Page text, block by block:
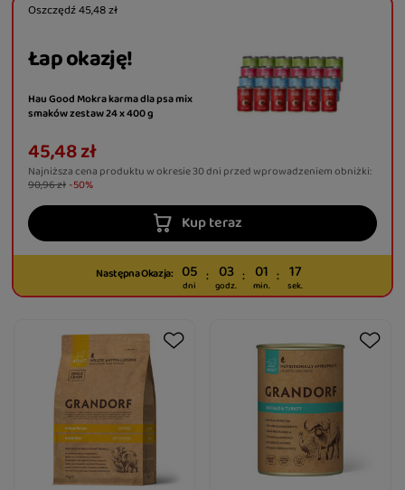
Oszczędź45,48 zł
Łap okazję!
Hau Good Mokra karma dla psa mix
smaków zestaw 24 x 400 g
45,48 zł
Najniższa cena produktu w okresie 30 dni przed wprowadzeniem obniżki:
90,96 zł -50%
Kup teraz
Następna Okazja:
dni
05
godz.
03
min.
01
sek.
16